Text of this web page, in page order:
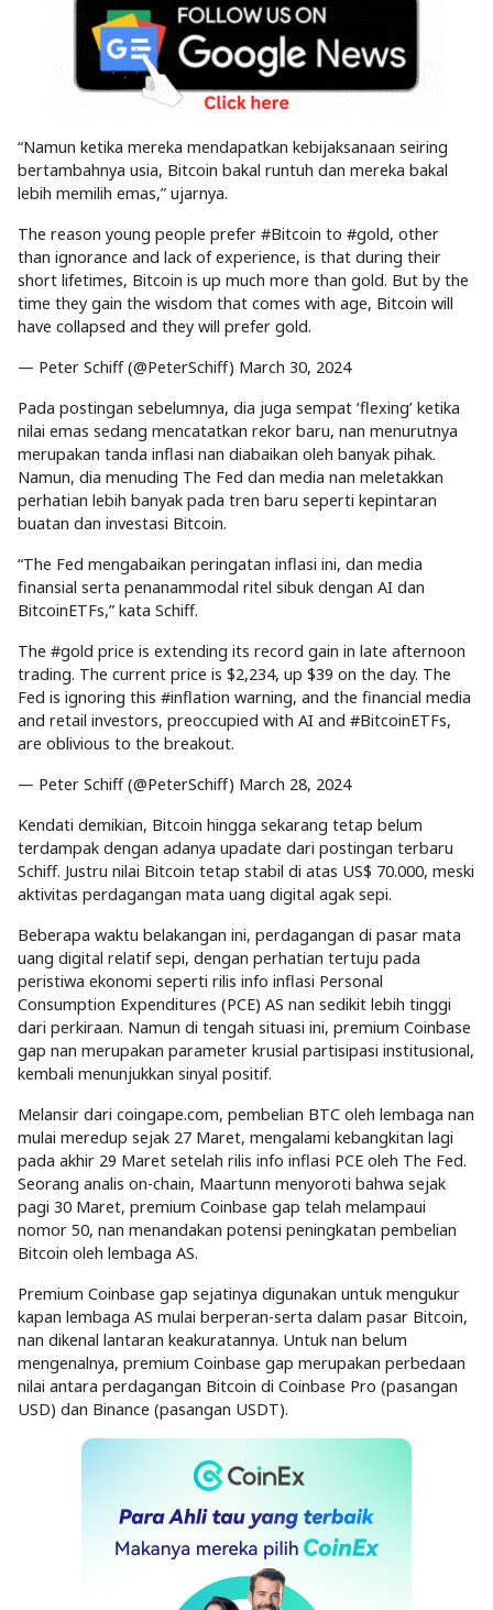
“Namun ketika mereka mendapatkan kebijaksanaan seiring
bertambahnya usia, Bitcoin bakal runtuh dan mereka bakal
lebih memilih emas,” ujarnya.
The reason young people prefer #Bitcoin to #gold, other
than ignorance and lack of experience, is that during their
short lifetimes, Bitcoin is up much more than gold. But by the
time they gain the wisdom that comes with age, Bitcoin will
have collapsed and they will prefer gold.
— Peter Schiff (@PeterSchiff) March 30, 2024
Pada postingan sebelumnya, dia juga sempat ‘flexing’ ketika
nilai emas sedang mencatatkan rekor baru, nan menurutnya
merupakan tanda inflasi nan diabaikan oleh banyak pihak.
Namun, dia menuding The Fed dan media nan meletakkan
perhatian lebih banyak pada tren baru seperti kepintaran
buatan dan investasi Bitcoin.
“The Fed mengabaikan peringatan inflasi ini, dan media
finansial serta penanammodal ritel sibuk dengan AI dan
BitcoinETFs,” kata Schiff.
The #gold price is extending its record gain in late afternoon
trading. The current price is $2,234, up $39 on the day. The
Fed is ignoring this #inflation warning, and the financial media
and retail investors, preoccupied with AI and #BitcoinETFs,
are oblivious to the breakout.
— Peter Schiff (@PeterSchiff) March 28, 2024
Kendati demikian, Bitcoin hingga sekarang tetap belum
terdampak dengan adanya upadate dari postingan terbaru
Schiff. Justru nilai Bitcoin tetap stabil di atas US$ 70.000, meski
aktivitas perdagangan mata uang digital agak sepi.
Beberapa waktu belakangan ini, perdagangan di pasar mata
uang digital relatif sepi, dengan perhatian tertuju pada
peristiwa ekonomi seperti rilis info inflasi Personal
Consumption Expenditures (PCE) AS nan sedikit lebih tinggi
dari perkiraan. Namun di tengah situasi ini, premium Coinbase
gap nan merupakan parameter krusial partisipasi institusional,
kembali menunjukkan sinyal positif.
Melansir dari coingape.com, pembelian BTC oleh lembaga nan
mulai meredup sejak 27 Maret, mengalami kebangkitan lagi
pada akhir 29 Maret setelah rilis info inflasi PCE oleh The Fed.
Seorang analis on-chain, Maartunn menyoroti bahwa sejak
pagi 30 Maret, premium Coinbase gap telah melampaui
nomor 50, nan menandakan potensi peningkatan pembelian
Bitcoin oleh lembaga AS.
Premium Coinbase gap sejatinya digunakan untuk mengukur
kapan lembaga AS mulai berperan-serta dalam pasar Bitcoin,
nan dikenal lantaran keakuratannya. Untuk nan belum
mengenalnya, premium Coinbase gap merupakan perbedaan
nilai antara perdagangan Bitcoin di Coinbase Pro (pasangan
USD) dan Binance (pasangan USDT).